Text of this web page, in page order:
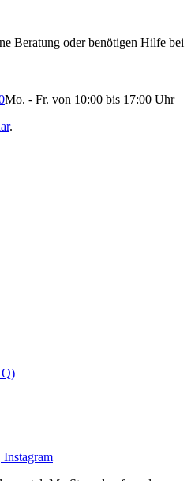
Beratung oder benötigen Hilfe bei
Mo. - Fr. von 10:00 bis 17:00 Uhr
.
Instagram